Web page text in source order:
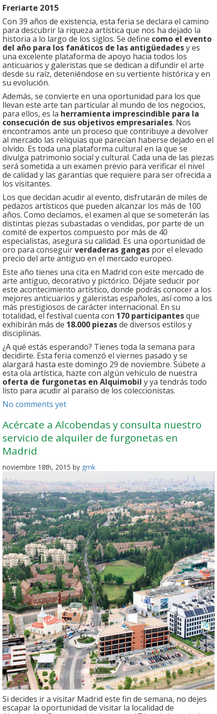
Freriarte 2015
Con 39 años de existencia, esta feria se declara el camino
para descubrir la riqueza artística que nos ha dejado la
historia a lo largo de los siglos. Se define como el evento
del año para los fanáticos de las antigüedadesy es
una excelente plataforma de apoyo hacia todos los
anticuarios y galeristas que se dedican a difundir el arte
desde su raíz, deteniéndose en su vertiente histórica y en
su evolución.
Además, se convierte en una oportunidad para los que
llevan este arte tan particular al mundo de los negocios,
para ellos, es la herramienta imprescindible para la
consecución de sus objetivos empresariales. Nos
encontramos ante un proceso que contribuye a devolver
al mercado las reliquias que parecían haberse dejado en el
olvido. Es toda una plataforma cultural en la que se
divulga patrimonio social y cultural. Cada una de las piezas
será sometida a un examen previo para verificar el nivel
de calidad y las garantías que requiere para ser ofrecida a
los visitantes.
Los que decidan acudir al evento, disfrutarán de miles de
pedazos artísticos que pueden alcanzar los más de 100
años. Como decíamos, el examen al que se someterán las
distintas piezas subastadas o vendidas, por parte de un
comité de expertos compuesto por más de 40
especialistas, asegura su calidad. Es una oportunidad de
oro para conseguirverdaderas gangas por el elevado
precio del arte antiguo en el mercado europeo.
Este año tienes una cita en Madrid con este mercado de
arte antiguo, decorativo y pictórico. Déjate seducir por
este acontecimiento artístico, donde podrás conocer a los
mejores anticuarios y galeristas españoles, así como a los
más prestigiosos de carácter internacional. En su
totalidad, el festival cuenta con 170 participantesque
exhibirán más de 18.000 piezasde diversos estilos y
disciplinas.
¿A qué estás esperando? Tienes toda la semana para
decidirte. Esta feria comenzó el viernes pasado y se
alargará hasta este domingo 29 de noviembre. Súbete a
esta ola artística, hazte con algún vehículo de nuestra
oferta de furgonetas en Alquimobil y ya tendrás todo
listo para acudir al paraíso de los coleccionistas.
No comments yet
Acércate a Alcobendas y consulta nuestro
servicio de alquiler de furgonetas en
Madrid
noviembre 18th, 2015 by gmk
Si decides ir a visitar Madrid este fin de semana, no dejes
escapar la oportunidad de visitar la localidad de